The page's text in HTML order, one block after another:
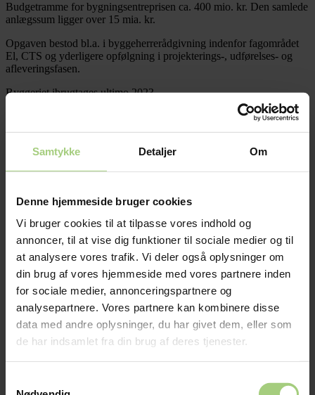
Samtykke Detaljer Om
Denne hjemmeside bruger cookies
Vi bruger cookies til at tilpasse vores indhold og
annoncer, til at vise dig funktioner til sociale medier og til
at analysere vores trafik. Vi deler også oplysninger om
din brug af vores hjemmeside med vores partnere inden
for sociale medier, annonceringspartnere og
analysepartnere. Vores partnere kan kombinere disse
data med andre oplysninger, du har givet dem, eller som
de har indsamlet fra din brug af deres tjenester.
Budgetramme for bygningsentreprisen ca. 400 mio. kr. Den samlede
anlægssum ligger over 15 mia. kr.
Opgaven bestod bl.a. i byggeherrerådgivning indenfor fagområdet
El, CTS og yderligere opfølgning i projekterings-, udførelses- og
afleveringsfasen.
Byggeriet ibrugtages ultimo 2023.
Udarbejdet
2021 - 2023
Budget
400 mio. kr
Byggeherrerådgivning, Commissioning, opfølgning.
Bygherrerådgivning CommissioningEnergirådgivning Projektering
UC Syddanmark, Nyt campusbyggeri i
Kolding